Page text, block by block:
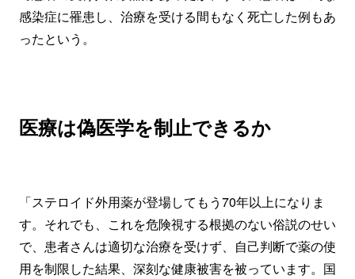
感染症に罹患し、治療を受ける間もなく死亡した例もあ
ったという。
医療は偽医学を制止できるか
「ステロイド外用薬が登場してもう70年以上になりま
す。それでも、これを危険視する根拠のない俗説のせい
で、患者さんは適切な治療を受けず、自己判断で薬の使
用を制限した結果、深刻な健康被害を被っています。国